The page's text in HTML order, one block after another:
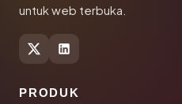
untuk web terbuka.
PRODUK